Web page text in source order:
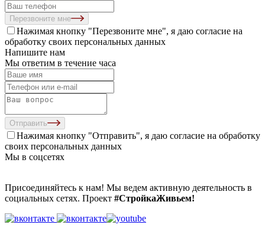
Перезвоните мне
Нажимая кнопку "Перезвоните мне", я даю согласие на
обработку своих персональных данных
Напишите нам
Мы ответим в течение часа
Отправить
Нажимая кнопку "Отправить", я даю согласие на обработку
своих персональных данных
Мы в соцсетях
Присоединяйтесь к нам! Мы ведем активную деятельность в
социальных сетях. Проект #СтройкаЖивьем!